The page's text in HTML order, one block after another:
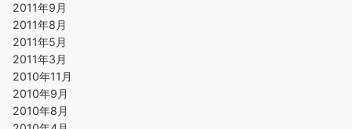
2011年9月
2011年8月
2011年5月
2011年3月
2010年11月
2010年9月
2010年8月